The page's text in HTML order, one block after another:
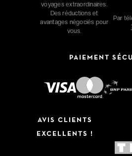
voyages extraordinaires.
Des réductions et
avantages négociés pour
vous.
Par
PAIEMENT
AVIS CLIENTS
EXCELLENTS !